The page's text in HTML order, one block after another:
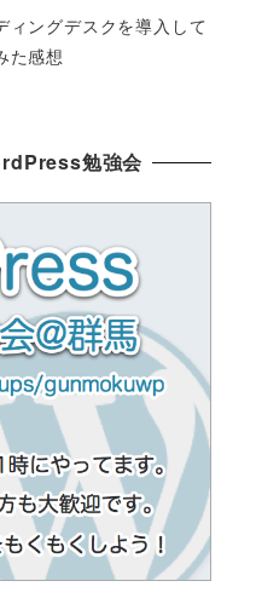
ィングデスクを導入して
た感想
勉強会